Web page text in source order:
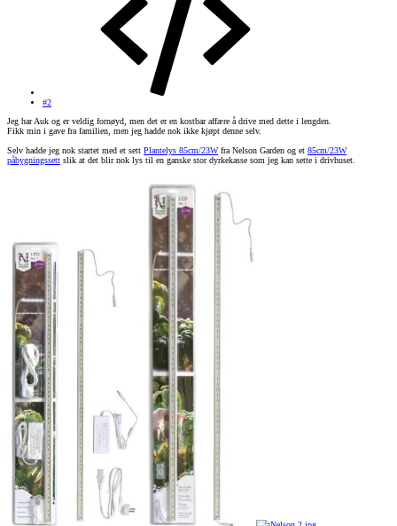
#2
Jeg har Auk og er veldig fornøyd, men det er en kostbar affære å drive med dette i lengden.
Fikk min i gave fra familien, men jeg hadde nok ikke kjøpt denne selv.
Selv hadde jeg nok startet med et sett Plantelys 85cm/23Wfra Nelson Garden og et 85cm/23W
påbygningssett slik at det blir nok lys til en ganske stor dyrkekasse som jeg kan sette i drivhuset.